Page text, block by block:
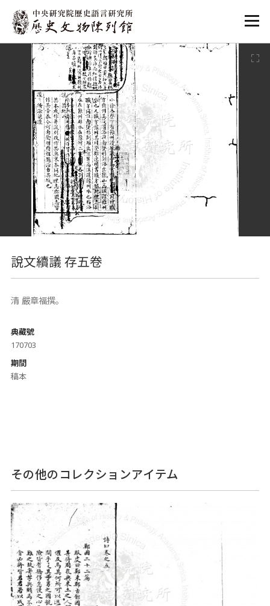
:::
說文續議 存五卷
清 嚴章福撰。
典藏號
170703
期間
稿本
その他のコレクションアイテム